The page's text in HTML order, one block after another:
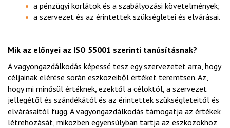
a pénzügyi korlátok és a szabályozási követelmények;
a szervezet és az érintettek szükségletei és elvárásai.
Mik az előnyei az ISO 55001 szerinti tanúsításnak?
A vagyongazdálkodás képessé tesz egy szervezetet arra, hogy
céljainak elérése során eszközeiből értéket teremtsen. Az,
hogy mi minősül értéknek, ezektől a céloktól, a szervezet
jellegétől és szándékától és az érintettek szükségleteitől és
elvárásaitól függ. A vagyongazdálkodás támogatja az értékek
létrehozását, miközben egyensúlyban tartja az eszközökhöz